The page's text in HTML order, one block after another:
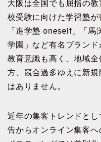
大阪は全国でも屈指の
校受験に向けた学習塾
「進学塾 oneself」「
学園」など有名ブラン
教育意識も高く、地域
方、競合過多ゆえに新
はありません。
近年の集客トレンドと
告からオンライン集客